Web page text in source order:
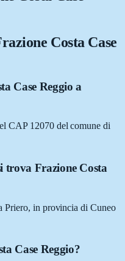
Costa Case
Case Reggio a
CAP 12070 del comune di
trova Frazione Costa
Priero, in provincia di Cuneo
Case Reggio?